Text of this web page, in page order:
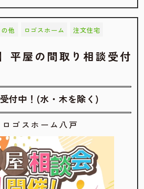
他 ロゴスホーム 注文住宅
平屋の間取り相談受付
付中！(水・木を除く)
ロゴスホーム八戸